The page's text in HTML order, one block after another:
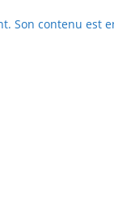
Son contenu est